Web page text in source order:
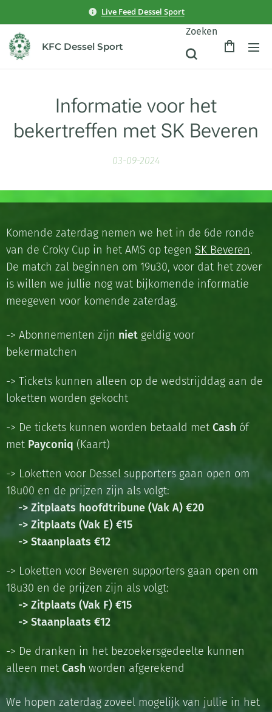
Live Feed Dessel Sport
KFC Dessel Sport
Zoeken
Informatie voor het
bekertreffen met SK Beveren
03-09-2024
Komende zaterdag nemen we het in de 6de ronde
van de Croky Cup in het AMS op tegen SK Beveren.
De match zal beginnen om 19u30, voor dat het zover
is willen we jullie nog wat bijkomende informatie
meegeven voor komende zaterdag.
-> Abonnementen zijn niet geldig voor
bekermatchen
-> Tickets kunnen alleen op de wedstrijddag aan de
loketten worden gekocht
-> De tickets kunnen worden betaald met Cash óf
met Payconiq (Kaart)
-> Loketten voor Dessel supporters gaan open om
18u00 en de prijzen zijn als volgt:
-> Zitplaats hoofdtribune (Vak A) €20
-> Zitplaats (Vak E) €15
-> Staanplaats €12
-> Loketten voor Beveren supporters gaan open om
18u30 en de prijzen zijn als volgt:
-> Zitplaats (Vak F) €15
-> Staanplaats €12
-> De dranken in het bezoekersgedeelte kunnen
alleen met Cash worden afgerekend
We hopen zaterdag zoveel mogelijk van jullie in het